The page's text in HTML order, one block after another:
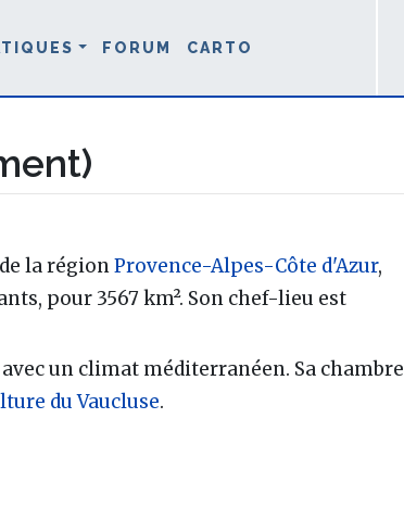
FORUM CARTO
la régionProvence-Alpes-Côte d'Azur,
pour 3567 km². Son chef-lieu est
un climat méditerranéen. Sa chambre
du Vaucluse.